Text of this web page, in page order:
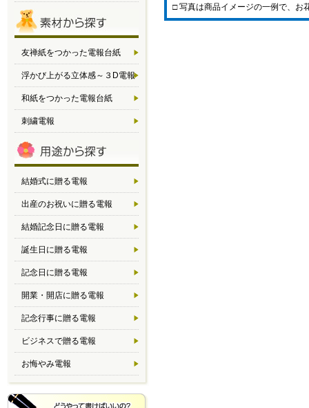
□ 写真は商品イメージの一例で、お
友禅紙をつかった電報台紙
浮かび上がる立体感～３D電報
和紙をつかった電報台紙
刺繍電報
結婚式に贈る電報
出産のお祝いに贈る電報
結婚記念日に贈る電報
誕生日に贈る電報
記念日に贈る電報
開業・開店に贈る電報
記念行事に贈る電報
ビジネスで贈る電報
お悔やみ電報